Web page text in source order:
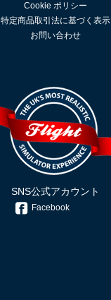
Cookie ポリシー
特定商品取引法に基づく表示
お問い合わせ
SNS公式アカウント
Facebook